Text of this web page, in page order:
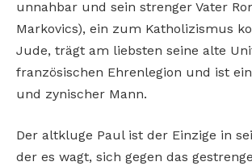
unnahbar und sein strenger Vater
Markovics), ein zum Katholizismus
Jude, trägt am liebsten seine alte
französischen Ehrenlegion und ist
und zynischer Mann.
Der altkluge Paul ist der Einzige in
der es wagt, sich gegen das